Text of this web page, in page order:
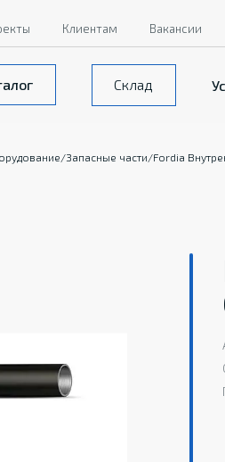
Склад
Клиентам Вакансии
/Запасные части/Fordia